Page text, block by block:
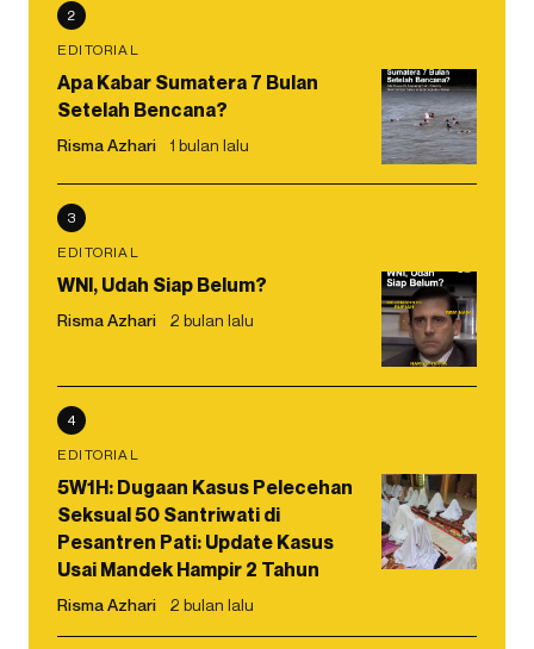
2
EDITORIAL
Apa Kabar Sumatera 7 Bulan
Setelah Bencana?
Risma Azhari 1 bulan lalu
3
EDITORIAL
WNI, Udah Siap Belum?
Risma Azhari 2 bulan lalu
4
EDITORIAL
5W1H: Dugaan Kasus Pelecehan
Seksual 50 Santriwati di
Pesantren Pati: Update Kasus
Usai Mandek Hampir 2 Tahun
Risma Azhari 2 bulan lalu